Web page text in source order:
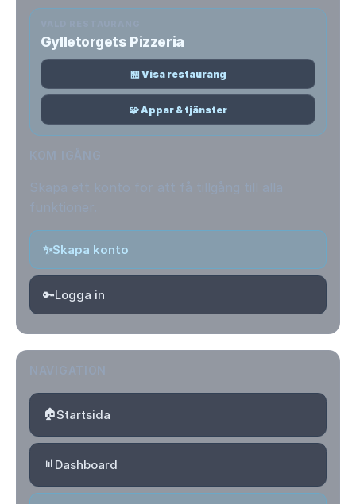
Gylletorgets Pizzeria
🏪 Visa restaurang
🧩 Appar & tjänster
✨Skapa konto
🔑Logga in
🏠Startsida
📊Dashboard